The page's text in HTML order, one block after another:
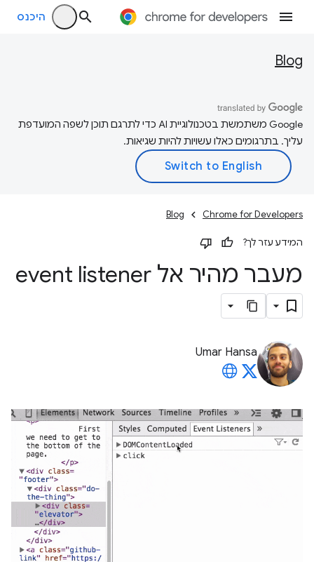
היכנס
Blog
‫Google משתמשת בטכנולוגיית AI כדי לתרגם תוכן לשפה המועדפת
עליך. בתרגומים כאלו עשויות להיות שגיאות.
Chrome for Developers
Blog
המידע עזר לך?
מעבר מהיר אל event listener
Umar Hansa